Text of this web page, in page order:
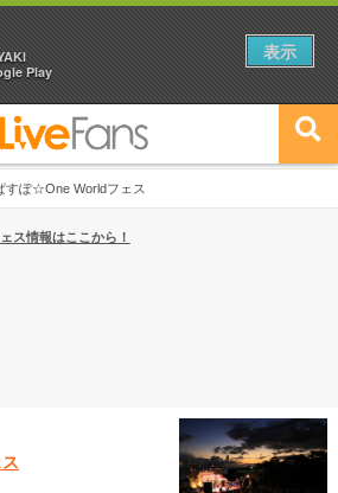
すぽ☆One Worldフェス
】2026年上半期編発表！
ス情報はここから！
Play
表示